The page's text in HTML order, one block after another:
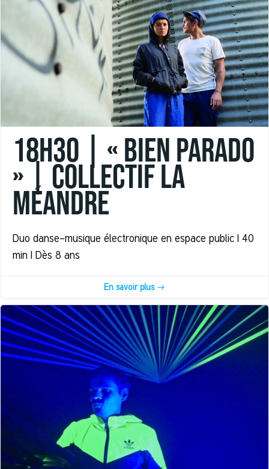
18h30 | « BIEN PARADO
» | Collectif La
Méandre
Duo danse-musique électronique en espace public | 40
min | Dès 8 ans
En savoir plus